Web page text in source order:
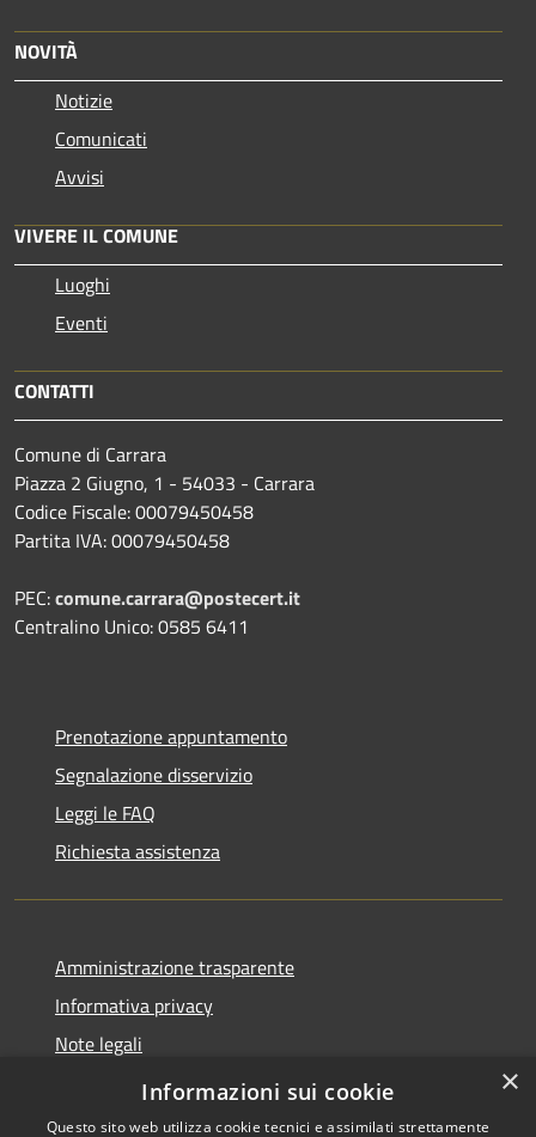
NOVITÀ
Notizie
Comunicati
Avvisi
VIVERE IL COMUNE
Luoghi
Eventi
CONTATTI
Comune di Carrara
Piazza 2 Giugno, 1 - 54033 - Carrara
Codice Fiscale: 00079450458
Partita IVA: 00079450458
PEC:comune.carrara@postecert.it
Centralino Unico: 0585 6411
Prenotazione appuntamento
Segnalazione disservizio
Leggi le FAQ
Richiesta assistenza
Amministrazione trasparente
Informativa privacy
Note legali
Dichiarazione di accessibilità
×
Informazioni sui cookie
Questo sito web utilizza cookie tecnici e assimilati strettamente